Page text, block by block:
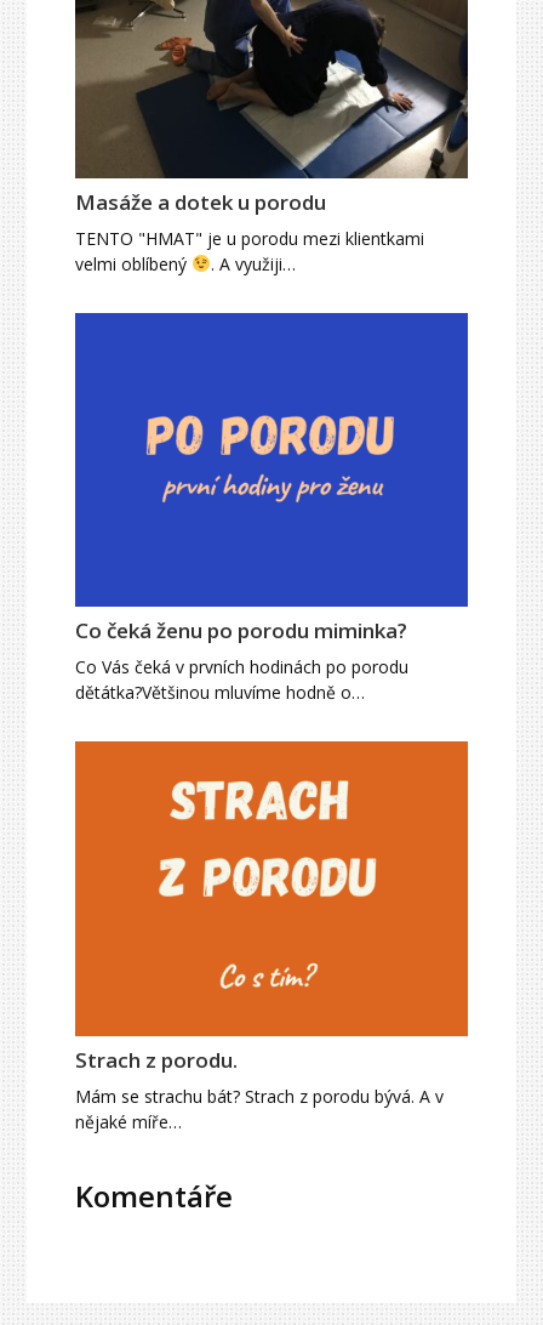
Masáže a dotek u porodu
TENTO "HMAT" je u porodu mezi klientkami
velmi oblíbený
. A využiji…
Co čeká ženu po porodu miminka?
Co Vás čeká v prvních hodinách po porodu
dětátka?Většinou mluvíme hodně o…
Strach z porodu.
Mám se strachu bát? Strach z porodu bývá. A v
nějaké míře…
Komentáře